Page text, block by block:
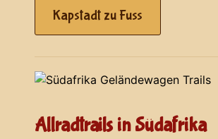
Kapstadt zu Fuss
Allradtrails in Südafrika